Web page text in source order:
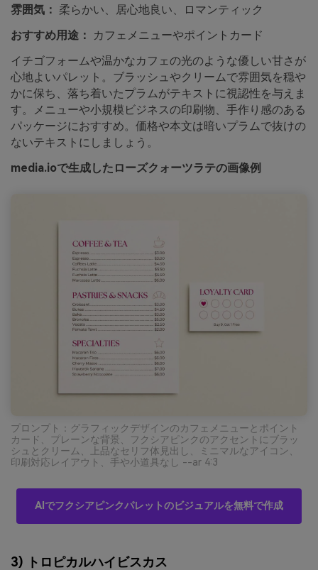
雰囲気： 柔らかい、居心地良い、ロマンティック
おすすめ用途：
カフェメニューやポイントカード
イチゴフォームや温かなカフェの光のような優しい甘さが
心地よいパレット。ブラッシュやクリームで雰囲気を穏や
かに保ち、落ち着いたプラムがテキストに視認性を与えま
す。メニューや小規模ビジネスの印刷物、手作り感のある
パッケージにおすすめ。価格や本文は暗いプラムで抜けの
ないテキストにしましょう。
media.ioで生成したローズクォーツラテの画像例
プロンプト：グラフィックデザインのカフェメニューとポイント
カード、プレーンな背景、フクシアピンクのアクセントにブラッ
シュとクリーム、上品なセリフ体見出し、ミニマルなアイコン、
印刷対応レイアウト、手や小道具なし --ar 4:3
AIでフクシアピンクパレットのビジュアルを無料で作成
3) トロピカルハイビスカス